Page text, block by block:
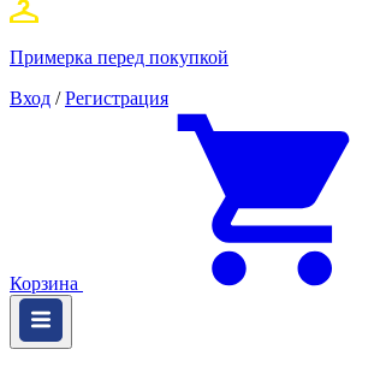
Примерка перед покупкой
Вход / Регистрация
Корзина